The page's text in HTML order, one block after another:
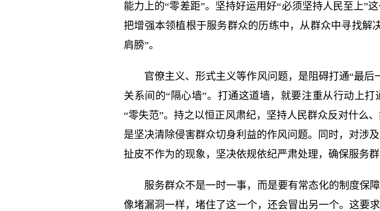
能力上的“零差距”。坚持好运用好“必须坚持人民至上”
把增强本领植根于服务群众的历练中，从群众中寻找解
肩膀”。
官僚主义、形式主义等作风问题，是阻碍打通“最
关系间的“隔心墙”。打通这道墙，就要注重从行动上
“零失范”。持之以恒正风肃纪，坚持人民群众反对什么
是坚决清除侵害群众切身利益的作风问题。同时，对涉
扯皮不作为的现象，坚决依规依纪严肃处理，确保服务群
服务群众不是一时一事，而是要有常态化的制度保
像堵漏洞一样，堵住了这一个，还会冒出另一个。这要